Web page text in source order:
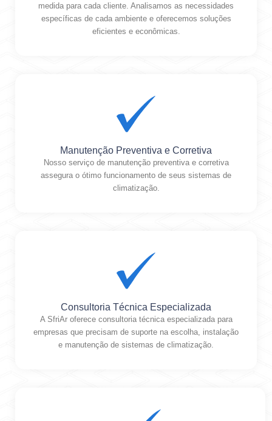
medida para cada cliente. Analisamos as necessidades
específicas de cada ambiente e oferecemos soluções
eficientes e econômicas.
Manutenção Preventiva e Corretiva
Nosso serviço de manutenção preventiva e corretiva
assegura o ótimo funcionamento de seus sistemas de
climatização.
Consultoria Técnica Especializada
A SfriAr oferece consultoria técnica especializada para
empresas que precisam de suporte na escolha, instalação
e manutenção de sistemas de climatização.